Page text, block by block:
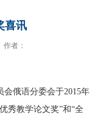
喜讯
作者：
会俄语分委会于2015年
秀教学论文奖”和“全